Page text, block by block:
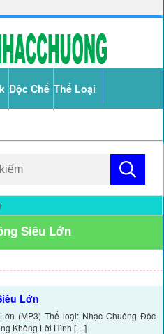
Độc Chế Thể Loại
Siêu Lớn
Lớn
(MP3) Thể loại: Nhạc Chuông Độc
Không Lời Hình […]